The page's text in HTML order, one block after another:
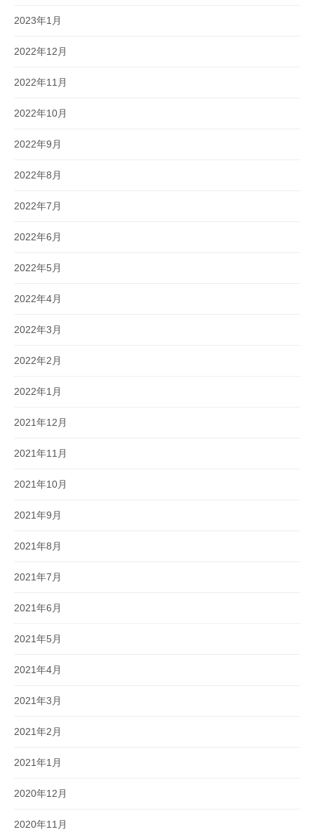
2023年1月
2022年12月
2022年11月
2022年10月
2022年9月
2022年8月
2022年7月
2022年6月
2022年5月
2022年4月
2022年3月
2022年2月
2022年1月
2021年12月
2021年11月
2021年10月
2021年9月
2021年8月
2021年7月
2021年6月
2021年5月
2021年4月
2021年3月
2021年2月
2021年1月
2020年12月
2020年11月